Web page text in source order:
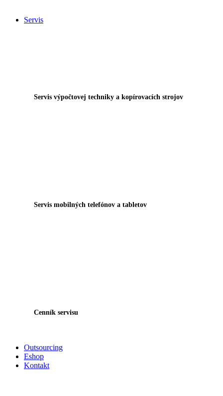
Servis
Servis výpočtovej techniky a kopírovacích strojov
Servis mobilných telefónov a tabletov
Cenník servisu
Outsourcing
Eshop
Kontakt